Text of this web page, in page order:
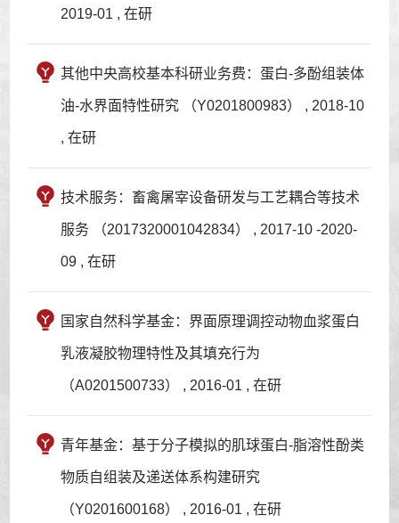
2019-01 , 在研
其他中央高校基本科研业务费：蛋白-多酚组装体
油-水界面特性研究 （Y0201800983） , 2018-10
, 在研
技术服务：畜禽屠宰设备研发与工艺耦合等技术
服务 （2017320001042834） , 2017-10 -2020-
09 , 在研
国家自然科学基金：界面原理调控动物血浆蛋白
乳液凝胶物理特性及其填充行为
（A0201500733） , 2016-01 , 在研
青年基金：基于分子模拟的肌球蛋白-脂溶性酚类
物质自组装及递送体系构建研究
（Y0201600168） , 2016-01 , 在研